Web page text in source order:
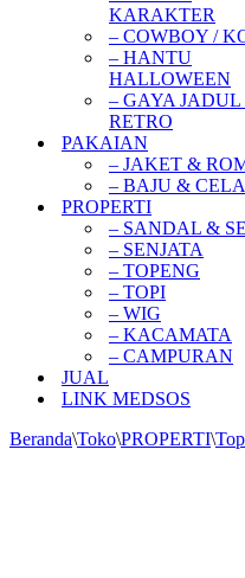
KARAKTER
– COWBOY /
– HANTU
HALLOWEEN
– GAYA JADUL
RETRO
PAKAIAN
– JAKET &
– BAJU &
PROPERTI
– SANDAL &
– SENJATA
– TOPENG
– TOPI
– WIG
– KACAMATA
– CAMPURAN
JUAL
LINK MEDSOS
Beranda\Toko\PROPERTI\